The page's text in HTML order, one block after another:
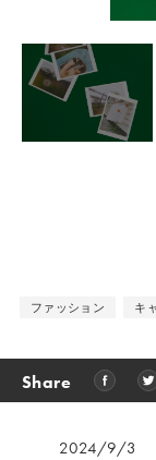
ファッション キ
Share
2024/9/3